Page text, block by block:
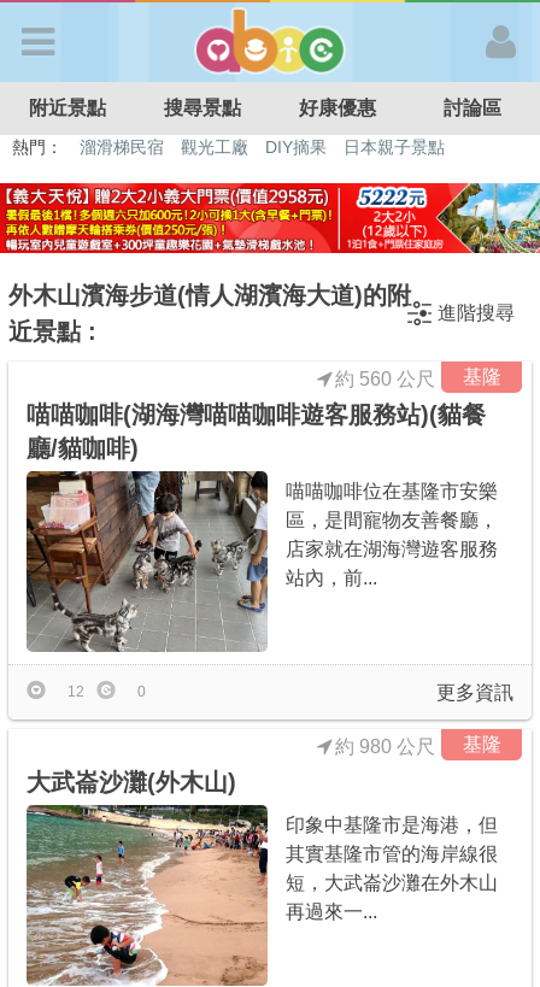
APP登入
首 頁
好康優惠
最新消息
最新留言
商家合作
推薦景點
聯絡我們
APP下載
附近景點 搜尋景點 好康優惠 討論區
熱門： 溜滑梯民宿 觀光工廠 DIY摘果
日本親子景點
外木山濱海步道(情人湖濱海大道)的附
近景點 :
進階搜尋
基隆
約 560 公尺
喵喵咖啡(湖海灣喵喵咖啡遊客服務站)(貓餐
廳/貓咖啡)
喵喵咖啡位在基隆市安樂
區，是間寵物友善餐廳，
店家就在湖海灣遊客服務
站內，前...
更多資訊
12 0
基隆
約 980 公尺
大武崙沙灘(外木山)
印象中基隆市是海港，但
其實基隆市管的海岸線很
短，大武崙沙灘在外木山
再過來一...